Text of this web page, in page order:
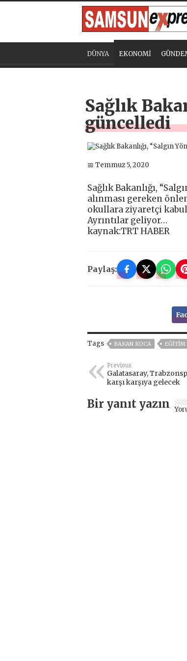
DÜNYA EKONOMİ
Sağlık
güncelledi
📅 Temmuz 5, 2020
Sağlık Bakanlığı,
alınması gereken
okullara ziyaretçi
Ayrıntılar geliyor…
kaynak:TRT HABER
Paylaş:
Tags BAKAN KOCA EĞITIM
Previous
Galatasaray,
karşı karşıya gelecek
Bir yanıt yazın